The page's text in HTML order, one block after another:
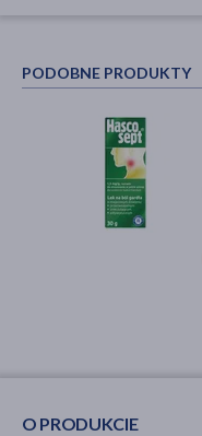
PODOBNE PRODUKTY
O PRODUKCIE